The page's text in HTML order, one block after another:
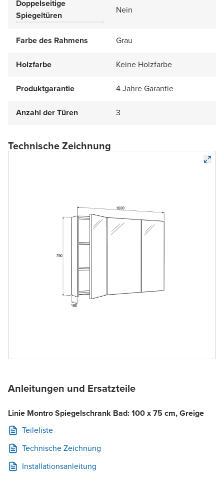
Doppelseitige
Spiegeltüren
Nein
Farbe des Rahmens Grau
Holzfarbe Keine Holzfarbe
Produktgarantie 4 Jahre Garantie
Anzahl der Türen 3
Technische Zeichnung
Anleitungen und Ersatzteile
Linie Montro Spiegelschrank Bad: 100 x 75 cm, Greige
Teileliste
Technische Zeichnung
Installationsanleitung